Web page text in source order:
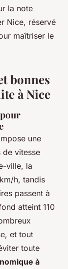
la note
Nice, réservé
maîtriser le
bonnes
à Nice
une
de vitesse
ville, la
h, tandis
passent à
atteint 110
et tout
toute
à